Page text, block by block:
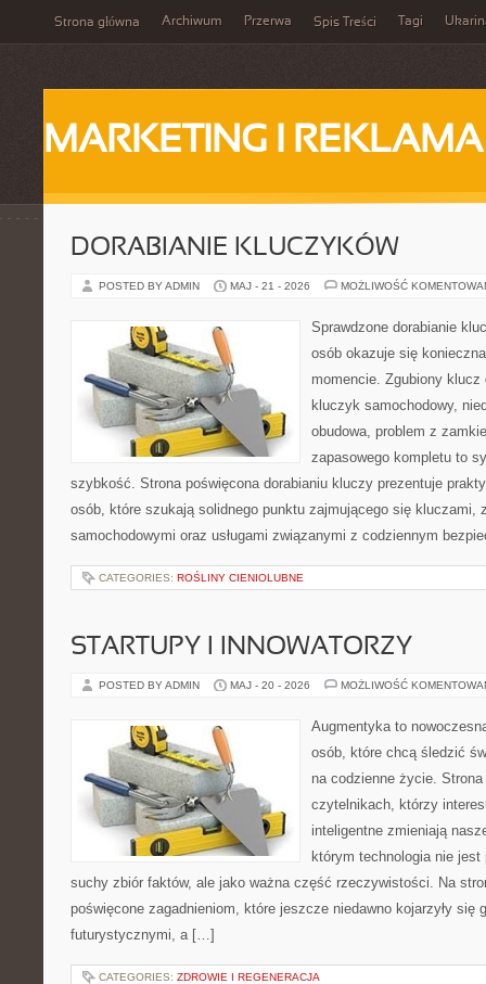
Strona główna Archiwum Przerwa Spis Treści Tagi
MARKETING I REKLAMA
DORABIANIE KLUCZYKÓW
POSTED BY ADMIN MAJ - 21 - 2026 MOŻLIWOŚĆ
Sprawdzone dorabianie
osób okazuje się
momencie. Zgubiony
kluczyk samochodowy,
obudowa, problem z
zapasowego kompletu to
szybkość. Strona poświęcona dorabianiu kluczy prezentuje
osób, które szukają solidnego punktu zajmującego się kluczami,
samochodowymi oraz usługami związanymi z codziennym
CATEGORIES: ROŚLINY CIENIOLUBNE
STARTUPY I INNOWATORZY
POSTED BY ADMIN MAJ - 20 - 2026 MOŻLIWOŚĆ
Augmentyka to
osób, które chcą śledzić
na codzienne życie.
czytelnikach, którzy
inteligentne zmieniają
którym technologia nie
suchy zbiór faktów, ale jako ważna część rzeczywistości. Na
poświęcone zagadnieniom, które jeszcze niedawno kojarzyły się
futurystycznymi, a […]
CATEGORIES: ZDROWIE I REGENERACJA